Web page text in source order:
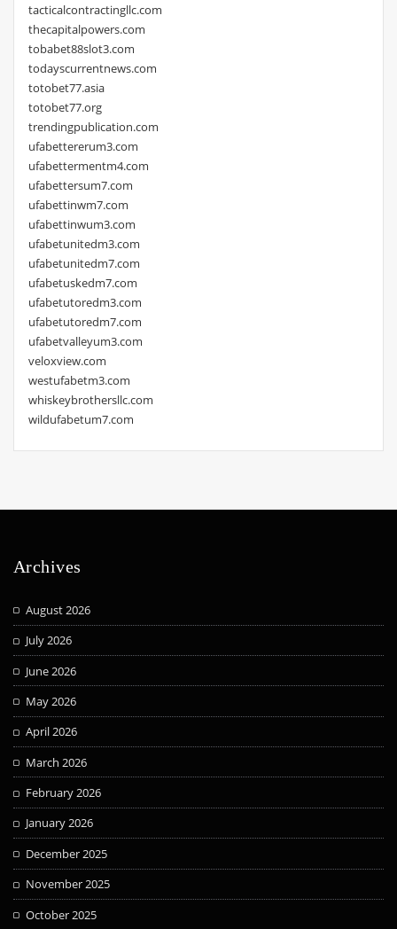
tacticalcontractingllc.com
thecapitalpowers.com
tobabet88slot3.com
todayscurrentnews.com
totobet77.asia
totobet77.org
trendingpublication.com
ufabettererum3.com
ufabettermentm4.com
ufabettersum7.com
ufabettinwm7.com
ufabettinwum3.com
ufabetunitedm3.com
ufabetunitedm7.com
ufabetuskedm7.com
ufabetutoredm3.com
ufabetutoredm7.com
ufabetvalleyum3.com
veloxview.com
westufabetm3.com
whiskeybrothersllc.com
wildufabetum7.com
Archives
August 2026
July 2026
June 2026
May 2026
April 2026
March 2026
February 2026
January 2026
December 2025
November 2025
October 2025